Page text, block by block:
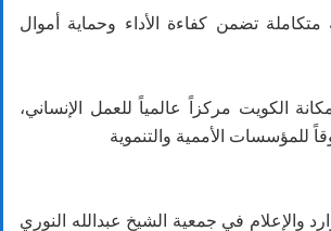
متكاملة تضمن كفاءة الأداء وحماية أموال
الكويت مركزاً عالمياً للعمل الإنساني،
للمؤسسات الأممية والتنموية
والإعلام في جمعية الشيخ عبدالله النوري